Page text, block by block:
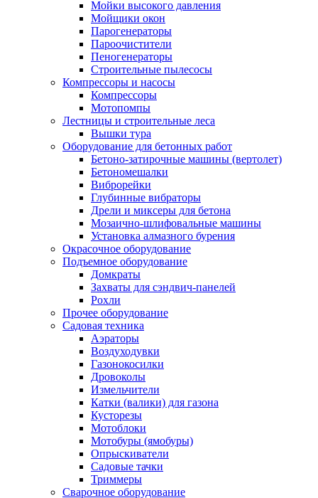
Мойки высокого давления
Мойщики окон
Парогенераторы
Пароочистители
Пеногенераторы
Строительные пылесосы
Компрессоры и насосы
Компрессоры
Мотопомпы
Лестницы и строительные леса
Вышки тура
Оборудование для бетонных работ
Бетоно-затирочные машины (вертолет)
Бетономешалки
Виброрейки
Глубинные вибраторы
Дрели и миксеры для бетона
Мозаично-шлифовальные машины
Установка алмазного бурения
Окрасочное оборудование
Подъемное оборудование
Домкраты
Захваты для сэндвич-панелей
Рохли
Прочее оборудование
Садовая техника
Аэраторы
Воздуходувки
Газонокосилки
Дровоколы
Измельчители
Катки (валики) для газона
Кусторезы
Мотоблоки
Мотобуры (ямобуры)
Опрыскиватели
Садовые тачки
Триммеры
Сварочное оборудование